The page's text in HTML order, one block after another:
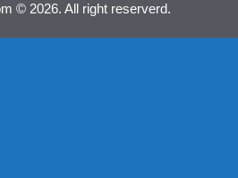
© 2026. All right reserverd.